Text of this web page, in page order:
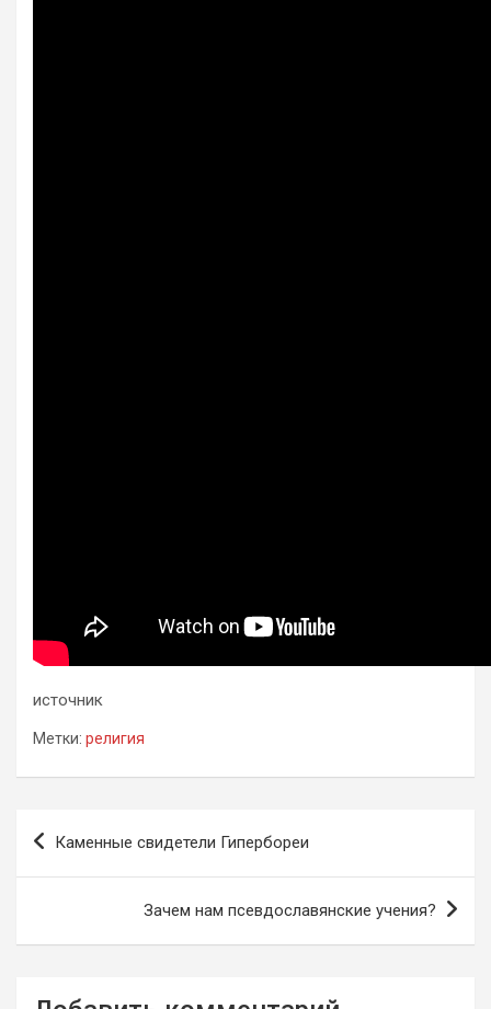
источник
Метки: религия
Навигация
Каменные свидетели Гипербореи
Зачем нам псевдославянские учения?